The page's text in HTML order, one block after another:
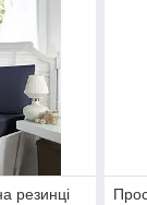
резинці